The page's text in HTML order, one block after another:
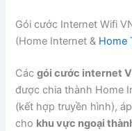
Gói cước Internet Wifi
(Home Internet & Home
Cácgói cước internet
được chia thành Home
(kết hợp truyền hình),
cho khu vực ngoại